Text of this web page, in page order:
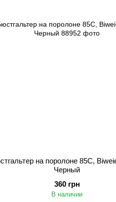
на поролоне 85C,
Черный
360 грн
В наличии